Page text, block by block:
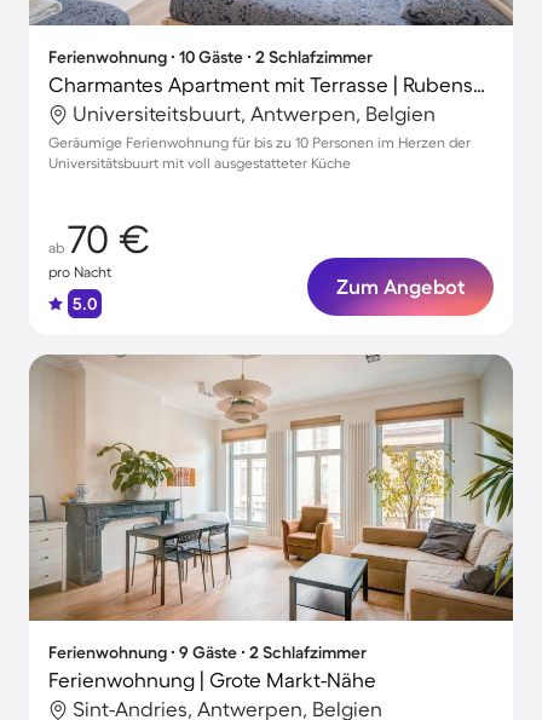
Ferienwohnung ∙ 10 Gäste ∙ 2 Schlafzimmer
Charmantes Apartment mit Terrasse | Rubenshaus in der Nähe
Universiteitsbuurt, Antwerpen, Belgien
Geräumige Ferienwohnung für bis zu 10 Personen im Herzen der
Universitätsbuurt mit voll ausgestatteter Küche
ab 70 €
pro Nacht
5.0
Zum Angebot
Ferienwohnung ∙ 9 Gäste ∙ 2 Schlafzimmer
Ferienwohnung | Grote Markt-Nähe
Sint-Andries, Antwerpen, Belgien